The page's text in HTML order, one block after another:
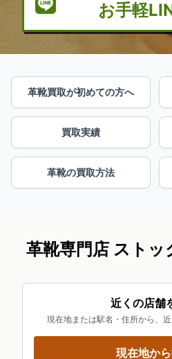
お手軽
革靴買取が初めての方へ
買取実績
革靴の買取方法
革靴専門店 ストッ
近くの店舗
現在地または駅名・住所から、近
現在地か